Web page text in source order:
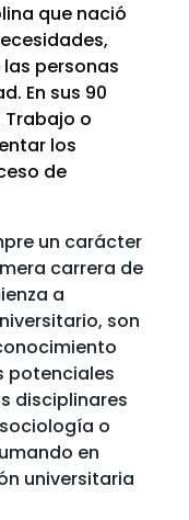
que nació
personas
En sus 90
Trabajo o
los
de
un carácter
carrera de
a
son
potenciales
disciplinares
o
en
universitaria